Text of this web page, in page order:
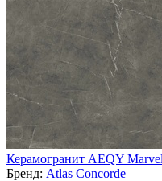
Керамогранит AEQY
Бренд: Atlas Concorde